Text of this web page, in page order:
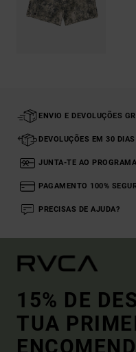
ENVIO E DEVOLUÇÕES
DEVOLUÇÕES EM 30 DIAS
JUNTA-TE AO
PAGAMENTO 100%
PRECISAS DE AJUDA?
15% DE
TUA